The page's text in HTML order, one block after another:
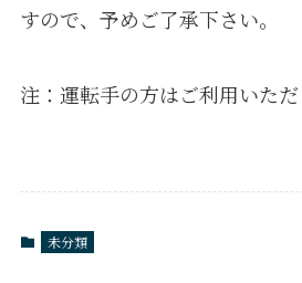
すので、予めご了承下さい。
注：運転手の方はご利用いた
未分類